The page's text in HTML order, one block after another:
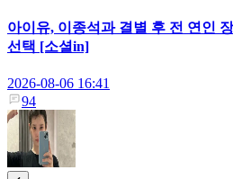
아이유, 이종석과 결별 후 전 연인
선택 [소셜in]
2026-08-06 16:41
94